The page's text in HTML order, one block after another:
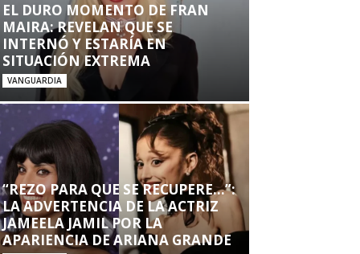
EL DURO MOMENTO DE FRAN
MAIRA: REVELAN QUE SE
INTERNÓ Y ESTARÍA EN
SITUACIÓN EXTREMA
VANGUARDIA
“REZO PARA QUE SE RECUPERE…”:
LA ADVERTENCIA DE LA ACTRIZ
JAMEELA JAMIL POR LA
APARIENCIA DE ARIANA GRANDE